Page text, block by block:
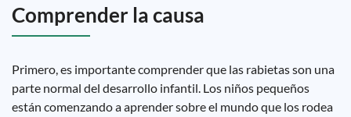
Comprender la causa
Primero, es importante comprender que las rabietas son una
parte normal del desarrollo infantil. Los niños pequeños
están comenzando a aprender sobre el mundo que los rodea